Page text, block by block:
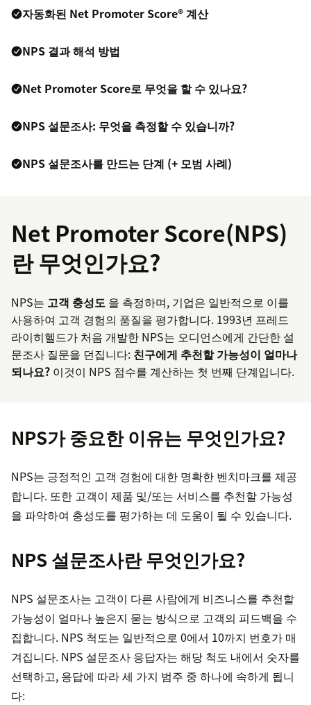
자동화된 Net Promoter Score® 계산
NPS 결과 해석 방법
Net Promoter Score로 무엇을 할 수 있나요?
NPS 설문조사: 무엇을 측정할 수 있습니까?
NPS 설문조사를 만드는 단계 (+ 모범 사례)
Net Promoter Score(NPS)
란 무엇인가요?
NPS는 고객 충성도 을 측정하며, 기업은 일반적으로 이를
사용하여 고객 경험의 품질을 평가합니다. 1993년 프레드
라이히헬드가 처음 개발한 NPS는 오디언스에게 간단한 설
문조사 질문을 던집니다: 친구에게 추천할 가능성이 얼마나
되나요? 이것이 NPS 점수를 계산하는 첫 번째 단계입니다.
NPS가 중요한 이유는 무엇인가요?
NPS는 긍정적인 고객 경험에 대한 명확한 벤치마크를 제공
합니다. 또한 고객이 제품 및/또는 서비스를 추천할 가능성
을 파악하여 충성도를 평가하는 데 도움이 될 수 있습니다.
NPS 설문조사란 무엇인가요?
NPS 설문조사는 고객이 다른 사람에게 비즈니스를 추천할
가능성이 얼마나 높은지 묻는 방식으로 고객의 피드백을 수
집합니다. NPS 척도는 일반적으로 0에서 10까지 번호가 매
겨집니다. NPS 설문조사 응답자는 해당 척도 내에서 숫자를
선택하고, 응답에 따라 세 가지 범주 중 하나에 속하게 됩니
다: